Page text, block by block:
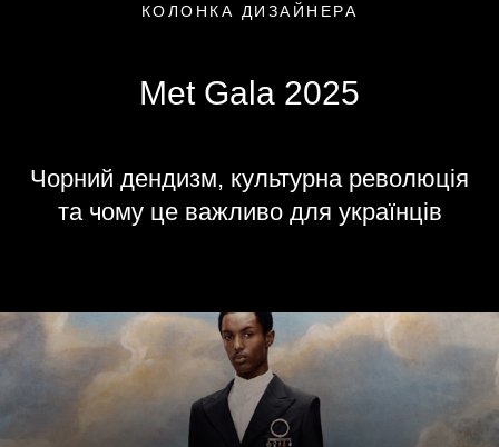
КОЛОНКА ДИЗАЙНЕРА
Met Gala 2025
Чорний дендизм, культурна революція
та чому це важливо для українців